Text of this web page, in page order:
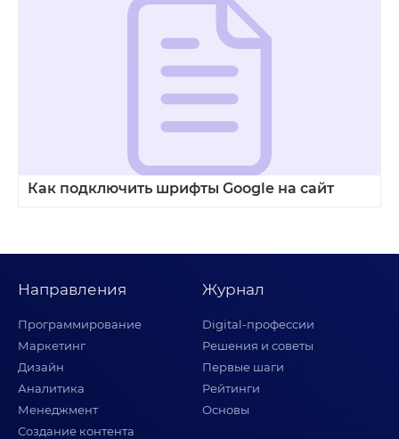
Как подключить шрифты Google на сайт
Направления
Программирование
Маркетинг
Дизайн
Аналитика
Менеджмент
Создание контента
Журнал
Digital-профессии
Решения и советы
Первые шаги
Рейтинги
Основы